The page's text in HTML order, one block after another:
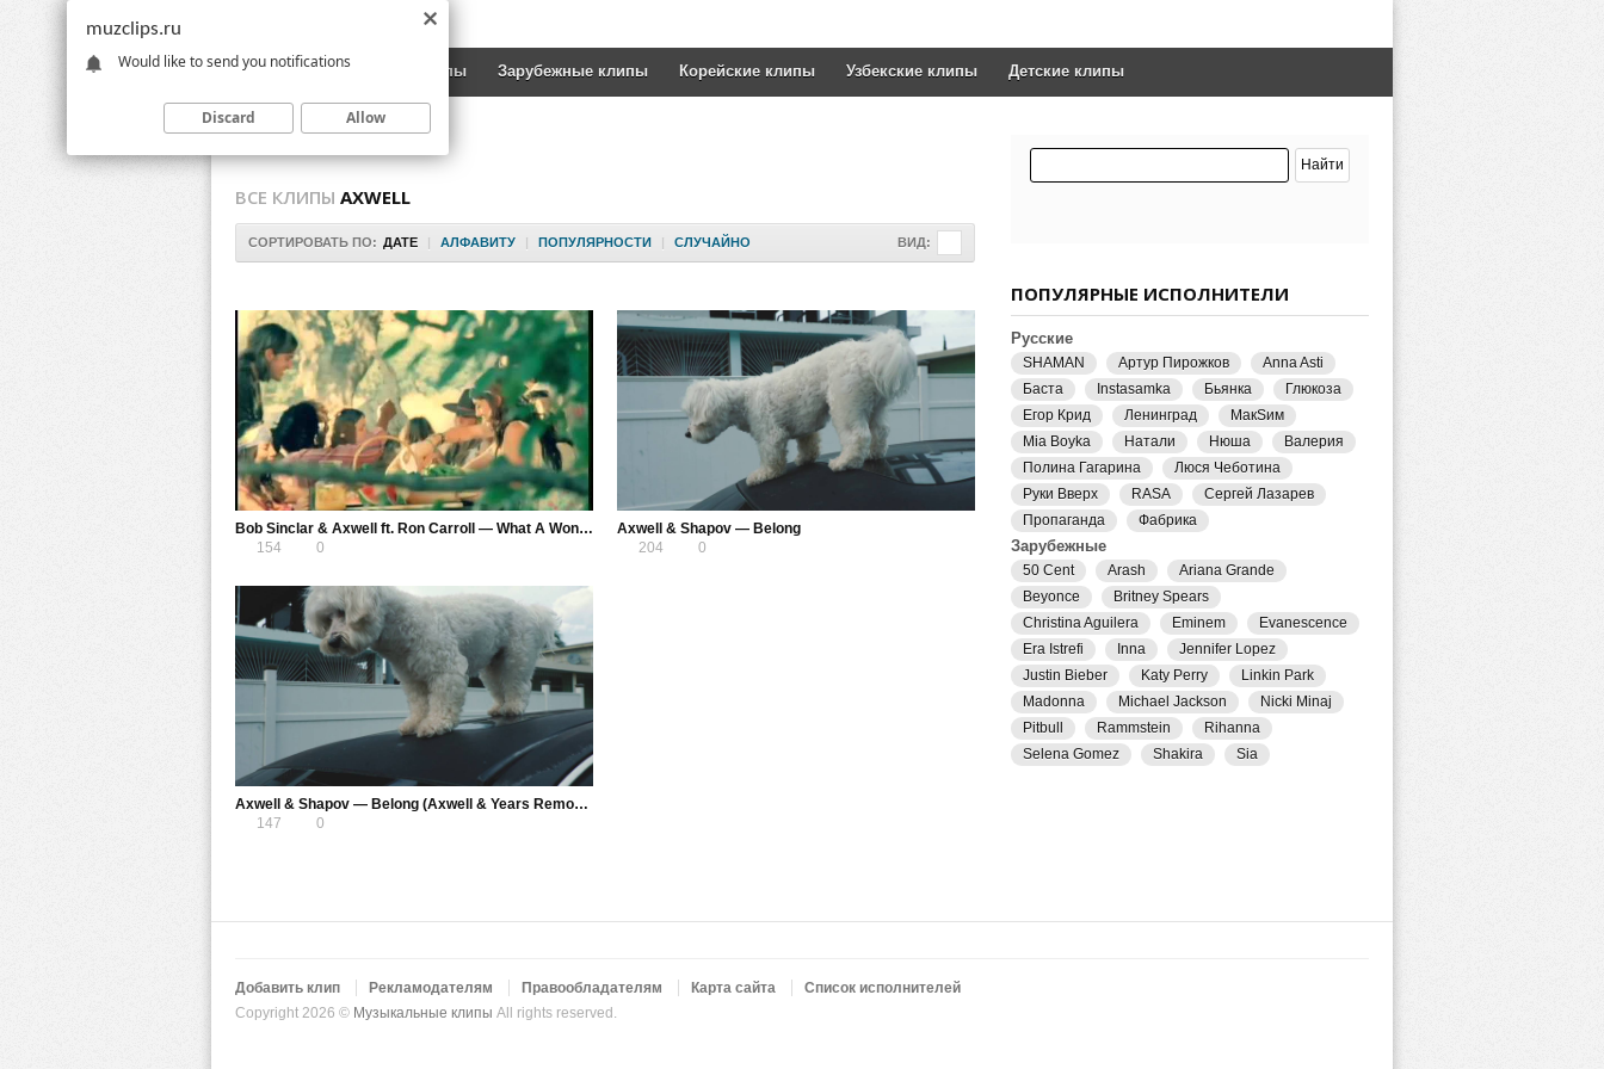
Новинки Русские клипы Зарубежные клипы Корейские клипы Узбекские клипы Детские клипы
ВСЕ КЛИПЫ AXWELL
СОРТИРОВАТЬ ПО: ДАТЕ | АЛФАВИТУ | ПОПУЛЯРНОСТИ | СЛУЧАЙНО ВИД:
Bob Sinclar & Axwell ft. Ron Carroll — What A Wonderful World
154
0
Axwell & Shapov — Belong
204
0
Axwell & Shapov — Belong (Axwell & Years Remode)
147
0
ПОПУЛЯРНЫЕ ИСПОЛНИТЕЛИ
Русские
SHAMAN Артур Пирожков
Anna Asti
Баста
Instasamka Бьянка
Глюкоза
Егор Крид
Ленинград
МакSим
Mia Boyka
Натали Нюша
Валерия
Полина Гагарина
Люся Чеботина
Руки Вверх
RASA
Сергей Лазарев
Пропаганда
Фабрика
Зарубежные
50 Cent Arash
Ariana Grande
Beyonce
Britney Spears
Christina Aguilera
Eminem
Evanescence
Era Istrefi
Inna
Jennifer Lopez
Justin Bieber
Katy Perry
Linkin Park
Madonna
Michael Jackson
Nicki Minaj
Pitbull
Rammstein
Rihanna
Selena Gomez
Shakira Sia
Добавить клип Рекламодателям Правообладателям Карта сайта
Список исполнителей
Copyright 2026 © Музыкальные клипы All rights reserved.
muzclips.ru
Would like to send you notifications
Discard Allow